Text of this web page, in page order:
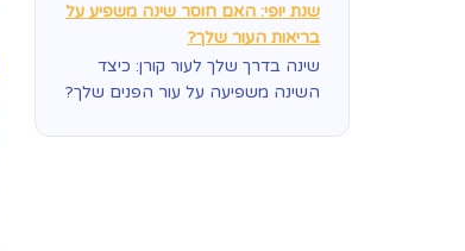
שנת יופי: האם חוסר שינה משפיע על
בריאות העור שלך?
שינה בדרך שלך לעור קורן: כיצד
השינה משפיעה על עור הפנים שלך?